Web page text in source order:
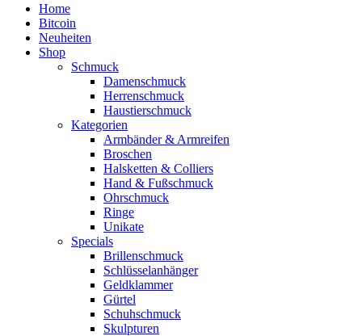
Home
Bitcoin
Neuheiten
Shop
Schmuck
Damenschmuck
Herrenschmuck
Haustierschmuck
Kategorien
Armbänder & Armreifen
Broschen
Halsketten & Colliers
Hand & Fußschmuck
Ohrschmuck
Ringe
Unikate
Specials
Brillenschmuck
Schlüsselanhänger
Geldklammer
Gürtel
Schuhschmuck
Skulpturen